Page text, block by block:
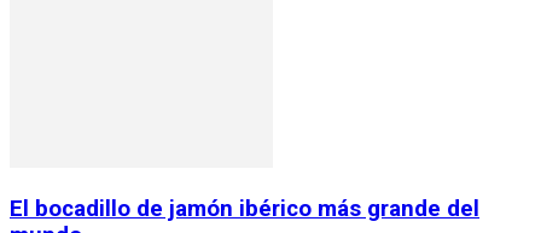
El bocadillo de jamón ibérico más grande del